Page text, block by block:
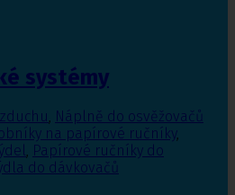
systémy
, Náplně do osvěžovačů
na papírové ručníky,
, Papírové ručníky do
do dávkovačů